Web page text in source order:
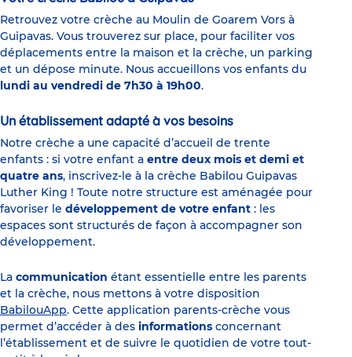
Retrouvez votre crèche au Moulin de Goarem Vors à
Guipavas. Vous trouverez sur place, pour faciliter vos
déplacements entre la maison et la crèche, un parking
et un dépose minute. Nous accueillons vos enfants du
lundi au vendredi de 7h30 à 19h00.
Un établissement adapté à vos besoins
Notre crèche a une capacité d’accueil de trente
enfants : si votre enfant a entre deux mois et demi et
quatre ans, inscrivez-le à la crèche Babilou Guipavas
Luther King ! Toute notre structure est aménagée pour
favoriser le développement de votre enfant : les
espaces sont structurés de façon à accompagner son
développement.
La communication étant essentielle entre les parents
et la crèche, nous mettons à votre disposition
BabilouApp. Cette application parents-crèche vous
permet d’accéder à des informations concernant
l’établissement et de suivre le quotidien de votre tout-